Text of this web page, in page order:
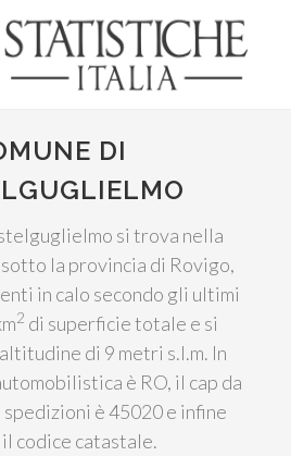
DI
si trova nella
la provincia di Rovigo,
in calo secondo gli ultimi
2 di superficie totale e si
di 9 metri s.l.m. In
è RO, il cap da
è 45020 e infine
codice catastale.